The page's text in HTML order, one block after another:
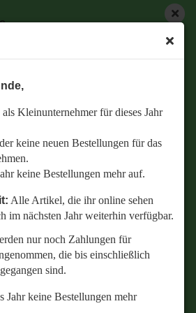
Kleinunternehmer für dieses Jahr
keine neuen Bestellungen für das
keine Bestellungen mehr auf.
Alle Artikel, die ihr online sehen
im nächsten Jahr weiterhin verfügbar.
nur noch Zahlungen für
die bis einschließlich
sind.
Jahr keine Bestellungen mehr
für dieses Jahr
neuen Bestellungen für das
Bestellungen mehr auf.
Artikel, die ihr online sehen
nächsten Jahr weiterhin
die bis einschließlich
sind.
keine Bestellungen mehr
Bestellung habt
eurem geliebten Radl passt
Retrobikefranken an Verbraucher
Geschäftsbedingungen (AGB).
Person, die ein Rechtsgeschäft
selbstständigen beruflichen Tätigkeit
zustande mit Retrobikefranken,
37, 90429 Nürnberg